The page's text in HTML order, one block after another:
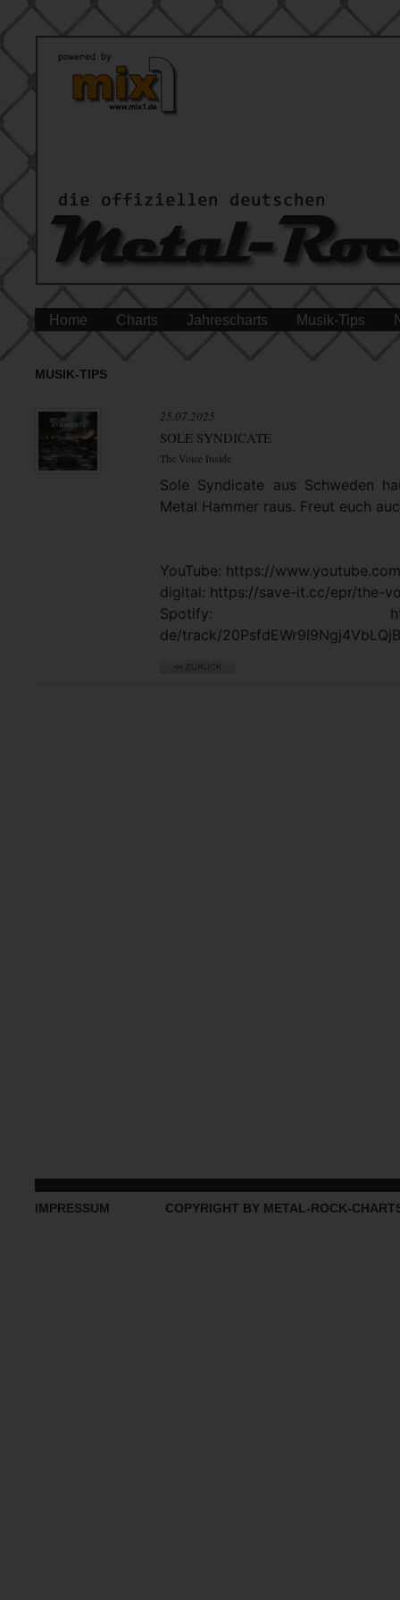
Home Charts Jahrescharts Musik-Tips
MUSIK-TIPS
25.07.2025
SOLE SYNDICATE
The Voice Inside
Sole Syndicate aus Schweden
Metal Hammer raus. Freut euch
YouTube: https://
digital: https://save-it.cc/epr/the-
Spotify: https://
de/track/
IMPRESSUM COPYRIGHT BY METAL-ROCK-